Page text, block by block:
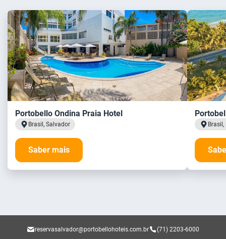
Portobello Ondina Praia Hotel
Brasil, Salvador
Saber mais
reservasalvador@portobellohoteis.com.br (71) 2203-6000